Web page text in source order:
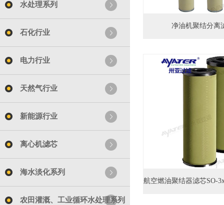
水处理系列
石化行业
电力行业
天然气行业
新能源行业
离心机滤芯
海水淡化系列
农田灌溉、工业循环水处理系列
净油机聚结分离